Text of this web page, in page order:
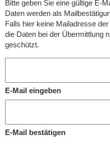
Bitte geben Sie eine gültige E-
Daten werden als
Falls hier keine Mailadresse
die Daten bei der Übermittlung
geschützt.
E-Mail eingeben
E-Mail bestätigen